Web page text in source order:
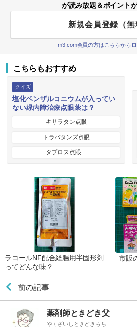
が読み放題＆ポイント
新規会員登録（無
m3.com会員の方はこちらから
こちらもおすすめ
クイズ
塩化ベンザルコニウムが入ってい
ない緑内障治療点眼薬は？
キサラタン点眼
トラバタンズ点眼
タプロス点眼…
ラコールNF配合経腸用半固形剤
ってどんな味？
前の記事
市販
薬剤師ときどき父
やくざいしときどきちち